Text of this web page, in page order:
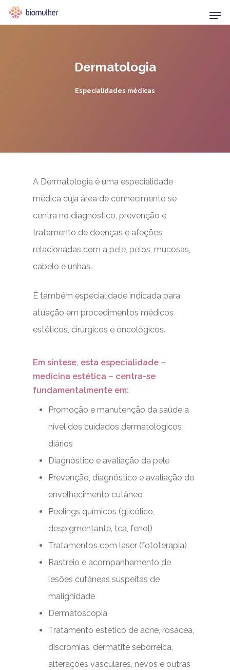
Hit enter to search or ESC to close
Dermatologia
Especialidades médicas
A Dermatologia é uma especialidade
médica cuja área de conhecimento se
centra no diagnóstico, prevenção e
tratamento de doenças e afeções
relacionadas com a pele, pelos, mucosas,
cabelo e unhas.
É também especialidade indicada para
atuação em procedimentos médicos
estéticos, cirúrgicos e oncológicos.
Em síntese, esta especialidade –
medicina estética – centra-se
fundamentalmente em:
Promoção e manutenção da saúde a
nível dos cuidados dermatológicos
diários
Diagnóstico e avaliação da pele
Prevenção, diagnóstico e avaliação do
envelhecimento cutâneo
Peelings químicos (glicólico,
despigmentante, tca, fenol)
Tratamentos com laser (fototerapia)
Rastreio e acompanhamento de
lesões cutâneas suspeitas de
malignidade
Dermatoscopia
Tratamento estético de acne, rosácea,
discromias, dermatite seborreica,
alterações vasculares, nevos e outras